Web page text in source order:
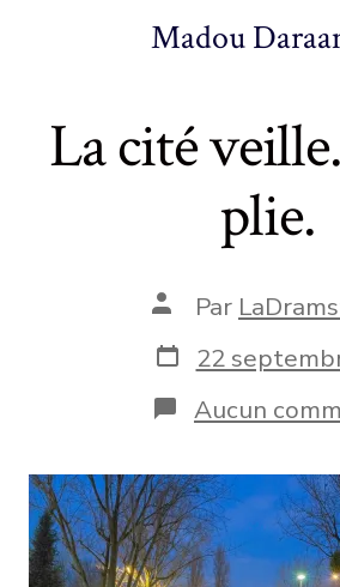
Madou
La cité
plie.
Auteur
la
publication
Par
Date
de
publication
22
Aucun